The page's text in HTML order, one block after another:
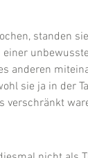
standen
einer
anderen
sie ja in der
verschränkt